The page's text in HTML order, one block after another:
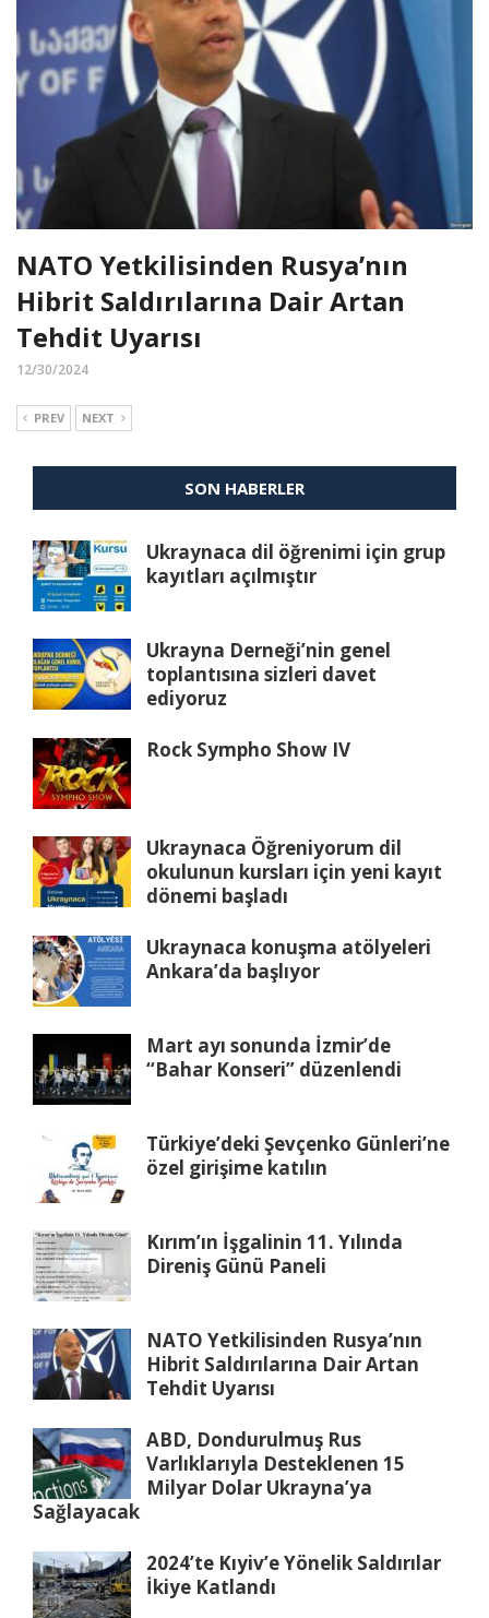
NATO Yetkilisinden Rusya’nın
Hibrit Saldırılarına Dair Artan
Tehdit Uyarısı
12/30/2024
PREV NEXT
SON HABERLER
Ukraynaca dil öğrenimi için grup
kayıtları açılmıştır
Ukrayna Derneği’nin genel
toplantısına sizleri davet
ediyoruz
Rock Sympho Show IV
Ukraynaca Öğreniyorum dil
okulunun kursları için yeni kayıt
dönemi başladı
Ukraynaca konuşma atölyeleri
Ankara’da başlıyor
Mart ayı sonunda İzmir’de
“Bahar Konseri” düzenlendi
Türkiye’deki Şevçenko Günleri’ne
özel girişime katılın
Kırım’ın İşgalinin 11. Yılında
Direniş Günü Paneli
NATO Yetkilisinden Rusya’nın
Hibrit Saldırılarına Dair Artan
Tehdit Uyarısı
ABD, Dondurulmuş Rus
Varlıklarıyla Desteklenen 15
Milyar Dolar Ukrayna’ya
Sağlayacak
2024’te Kıyiv’e Yönelik Saldırılar
İkiye Katlandı